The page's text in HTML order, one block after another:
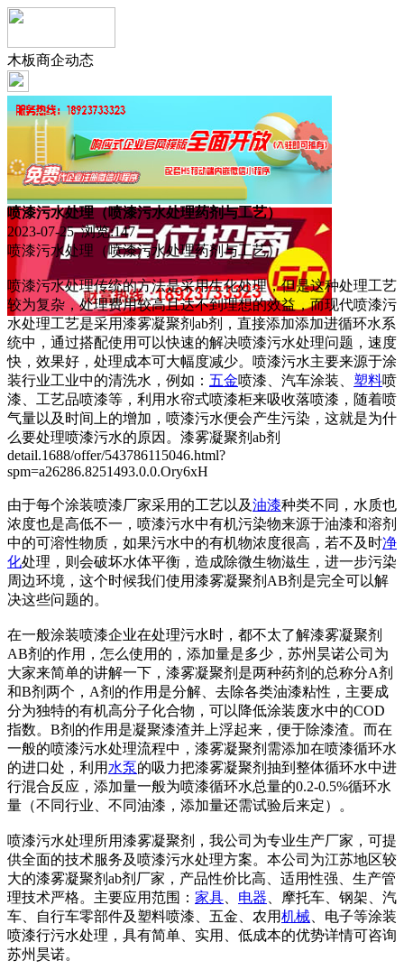
木板商企动态
喷漆污水处理（喷漆污水处理药剂与工艺）
2023-07-25 浏览:147
喷漆污水处理（喷漆污水处理药剂与工艺）
喷漆污水处理传统的方法是采用生化处理，但是这种处理工艺
较为复杂，处理费用较高且达不到理想的效益，而现代喷漆污
水处理工艺是采用漆雾凝聚剂ab剂，直接添加添加进循环水系
统中，通过搭配使用可以快速的解决喷漆污水处理问题，速度
快，效果好，处理成本可大幅度减少。喷漆污水主要来源于涂
装行业工业中的清洗水，例如： 五金喷漆、汽车涂装、 塑料喷
漆、工艺品喷漆等，利用水帘式喷漆柜来吸收落喷漆，随着喷
气量以及时间上的增加，喷漆污水便会产生污染，这就是为什
么要处理喷漆污水的原因。漆雾凝聚剂ab剂
detail.1688/offer/543786115046.html?
spm=a26286.8251493.0.0.Ory6xH
由于每个涂装喷漆厂家采用的工艺以及油漆种类不同，水质也
浓度也是高低不一，喷漆污水中有机污染物来源于油漆和溶剂
中的可溶性物质，如果污水中的有机物浓度很高，若不及时净
化处理，则会破坏水体平衡，造成除微生物滋生，进一步污染
周边环境，这个时候我们使用漆雾凝聚剂AB剂是完全可以解
决这些问题的。
在一般涂装喷漆企业在处理污水时，都不太了解漆雾凝聚剂
AB剂的作用，怎么使用的，添加量是多少，苏州昊诺公司为
大家来简单的讲解一下，漆雾凝聚剂是两种药剂的总称分A剂
和B剂两个，A剂的作用是分解、去除各类油漆粘性，主要成
分为独特的有机高分子化合物，可以降低涂装废水中的COD
指数。B剂的作用是凝聚漆渣并上浮起来，便于除漆渣。而在
一般的喷漆污水处理流程中，漆雾凝聚剂需添加在喷漆循环水
的进口处，利用 水泵的吸力把漆雾凝聚剂抽到整体循环水中进
行混合反应，添加量一般为喷漆循环水总量的0.2-0.5%循环水
量（不同行业、不同油漆，添加量还需试验后来定）。
喷漆污水处理所用漆雾凝聚剂，我公司为专业生产厂家，可提
供全面的技术服务及喷漆污水处理方案。本公司为江苏地区较
大的漆雾凝聚剂ab剂厂家，产品性价比高、适用性强、生产管
理技术严格。主要应用范围： 家具 电器 、摩托车、钢架、汽
车、自行车零部件及塑料喷漆、五金、农用机械 、电子等涂装
喷漆行污水处理，具有简单、实用、低成本的优势详情可咨询
苏州昊诺。